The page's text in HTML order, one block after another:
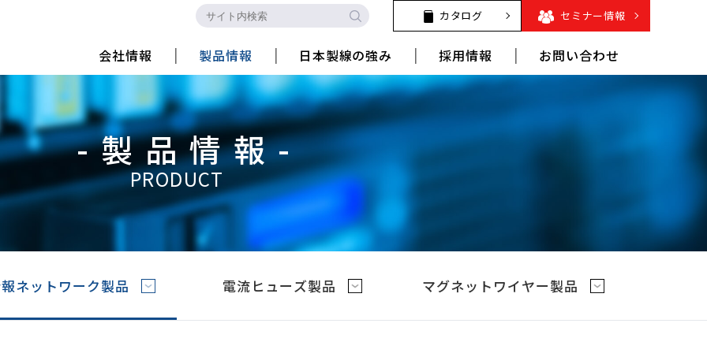
カタログ セミナー情報
会社情報 製品情報 日本製線の強み 採用情報 お問い合わせ
-製品情報-
PRODUCT
ネットワーク製品 電流ヒューズ製品 マグネットワイヤー製品